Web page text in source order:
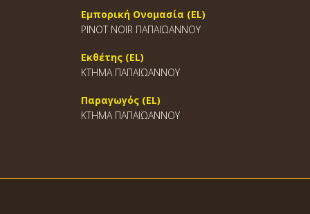
Εμπορική Ονομασία (EL)
PINOT NOIR ΠΑΠΑΪΩΑΝΝΟΥ
Εκθέτης (EL)
ΚΤΗΜΑ ΠΑΠΑΪΩΑΝΝΟΥ
Παραγωγός (EL)
ΚΤΗΜΑ ΠΑΠΑΪΩΑΝΝΟΥ